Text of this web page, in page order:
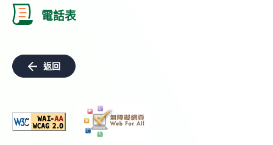
電話表
返回